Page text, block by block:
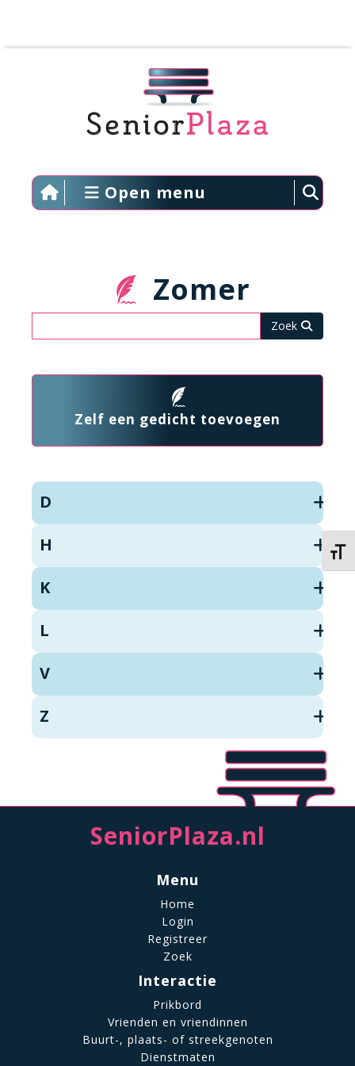
Open menu
Zomer
Zelf een gedicht toevoegen
D
H
K
L
V
Z
SeniorPlaza.nl
Menu
Home
Login
Registreer
Zoek
Interactie
Prikbord
Vrienden en vriendinnen
Buurt-, plaats- of streekgenoten
Dienstmaten